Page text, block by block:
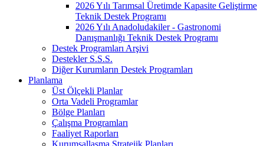
2026 Yılı Tarımsal Üretimde Kapasite Geliştirme
Teknik Destek Programı
2026 Yılı Anadoludakiler - Gastronomi
Danışmanlığı Teknik Destek Programı
Destek Programları Arşivi
Destekler S.S.S.
Diğer Kurumların Destek Programları
Planlama
Üst Ölçekli Planlar
Orta Vadeli Programlar
Bölge Planları
Çalışma Programları
Faaliyet Raporları
Kurumsallaşma Stratejik Planları